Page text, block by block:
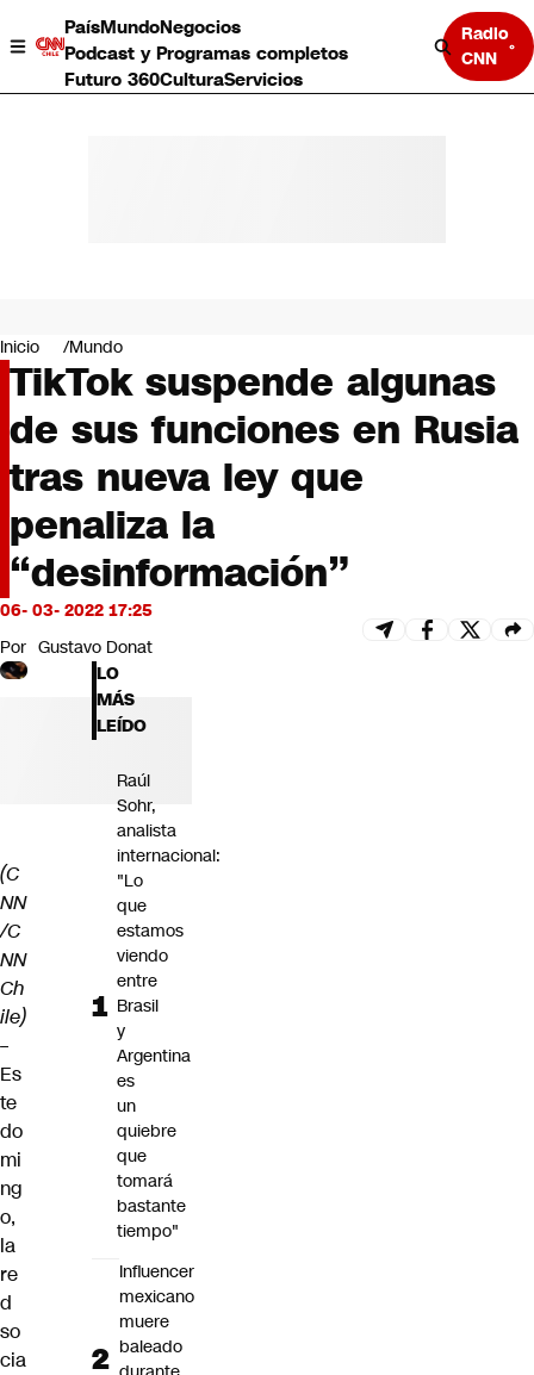
PaísMundoNegocios
Podcast y Programas completos
Futuro 360CulturaServicios
Radio
CNN
Negocios
Deportes
Programas completos
Cultura
Servicios
Bits
CNN tiempo
Futuro 360
Opinión
Inicio Mundo
TikTok suspende algunas
de sus funciones en Rusia
tras nueva ley que
penaliza la
“desinformación”
06- 03- 2022 17:25
Por Gustavo Donat
(C
NN
/C
NN
Ch
ile)
–
Es
te
do
mi
ng
o,
la
re
d
so
cia
LO
MÁS
LEÍDO
Raúl
Sohr,
analista
internacional:
"Lo
que
estamos
viendo
entre
Brasil
y
Argentina
es
un
quiebre
que
tomará
bastante
tiempo"
Influencer
mexicano
muere
baleado